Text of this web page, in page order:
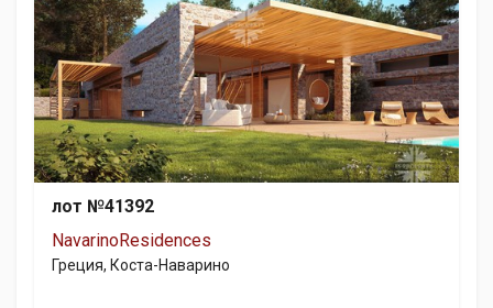
лот №41392
NavarinoResidences
Греция, Коста-Наварино